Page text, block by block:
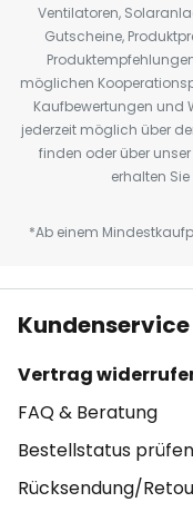
Ventilatoren,
Gutscheine,
möglichen
Kaufbewertungen und
jederzeit möglich über
finden oder über unser
erhalten
*Ab einem
Kundenservice
Vertrag
FAQ & Beratung
Bestellstatus prüfen
Rücksendung/